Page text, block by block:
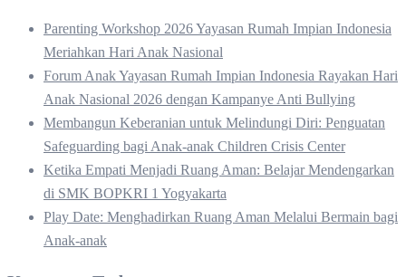
Parenting Workshop 2026 Yayasan Rumah Impian Indonesia
Meriahkan Hari Anak Nasional
Forum Anak Yayasan Rumah Impian Indonesia Rayakan Hari
Anak Nasional 2026 dengan Kampanye Anti Bullying
Membangun Keberanian untuk Melindungi Diri: Penguatan
Safeguarding bagi Anak-anak Children Crisis Center
Ketika Empati Menjadi Ruang Aman: Belajar Mendengarkan
di SMK BOPKRI 1 Yogyakarta
Play Date: Menghadirkan Ruang Aman Melalui Bermain bagi
Anak-anak